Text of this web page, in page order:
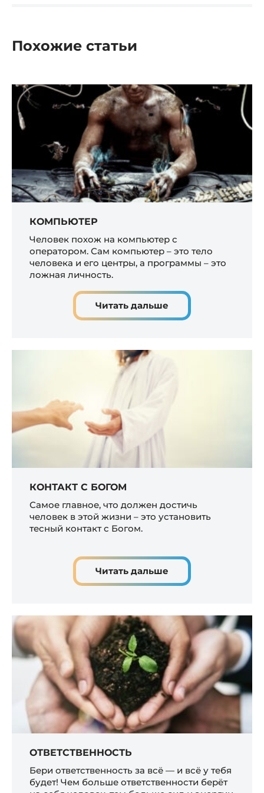
Похожие статьи
КОМПЬЮТЕР
Человек похож на компьютер с
оператором. Сам компьютер – это тело
человека и его центры, а программы – это
ложная личность.
Читать дальше
КОНТАКТ С БОГОМ
Самое главное, что должен достичь
человек в этой жизни – это установить
тесный контакт с Богом.
Читать дальше
ОТВЕТСТВЕННОСТЬ
Бери ответственность за всё — и всё у тебя
будет! Чем больше ответственности берёт